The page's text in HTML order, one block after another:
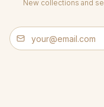
New collections and